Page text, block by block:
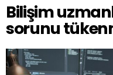
Bilişim
sorunu